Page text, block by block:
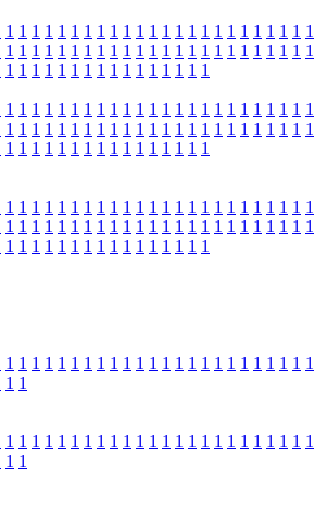
1 1 1 1 1 1 1 1 1 1 1 1 1 1 1 1 1 1 1 1 1 1 1 1
1 1 1 1 1 1 1 1 1 1 1 1 1 1 1 1 1 1 1 1 1 1 1 1
1 1 1 1 1 1 1 1 1 1 1 1 1 1 1 1
1 1 1 1 1 1 1 1 1 1 1 1 1 1 1 1 1 1 1 1 1 1 1 1
1 1 1 1 1 1 1 1 1 1 1 1 1 1 1 1 1 1 1 1 1 1 1 1
1 1 1 1 1 1 1 1 1 1 1 1 1 1 1 1
1 1 1 1 1 1 1 1 1 1 1 1 1 1 1 1 1 1 1 1 1 1 1 1
1 1 1 1 1 1 1 1 1 1 1 1 1 1 1 1 1 1 1 1 1 1 1 1
1 1 1 1 1 1 1 1 1 1 1 1 1 1 1 1
1 1 1 1 1 1 1 1 1 1 1 1 1 1 1 1 1 1 1 1 1 1 1 1
1 1
1 1 1 1 1 1 1 1 1 1 1 1 1 1 1 1 1 1 1 1 1 1 1 1
1 1